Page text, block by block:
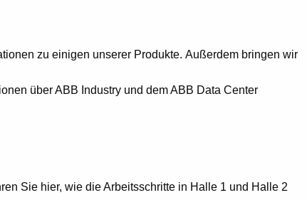
zu einigen unserer Produkte. Außerdem bringen wir
über ABB Industry und dem ABB Data Center
Sie hier, wie die Arbeitsschritte in Halle 1 und Halle 2